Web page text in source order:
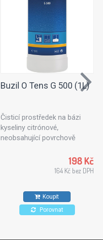
Buzil O Tens G 500 (1L)
Čisticí prostředek na bázi
kyseliny citrónové,
neobsahující povrchově
ošetřování textilních ploch
nebo čalouněného nábytku.
198 Kč
164 Kč bez DPH
Koupit
Porovnat